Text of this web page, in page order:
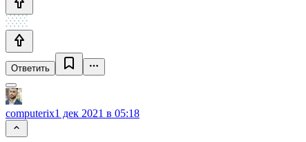
Ответить
computerix1 дек 2021 в 05:18